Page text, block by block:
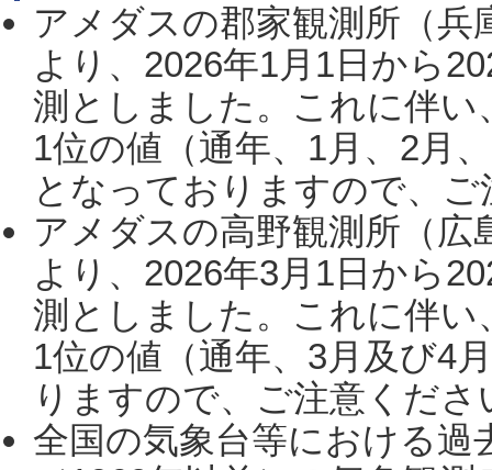
アメダスの郡家観測所（
より、2026年1月1日から
測としました。これに伴い
1位の値（通年、1月、2月
となっておりますので、
アメダスの高野観測所（
より、2026年3月1日から
測としました。これに伴い
1位の値（通年、3月及び4
りますので、ご注意くだ
全国の気象台等における過